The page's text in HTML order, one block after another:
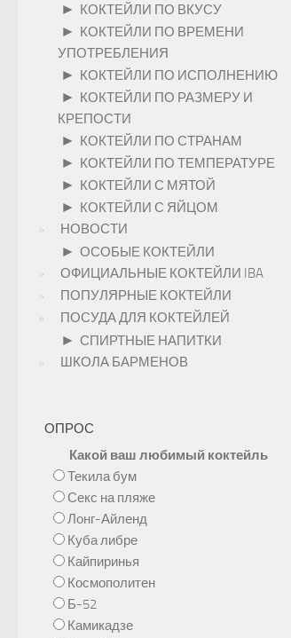
► КОКТЕЙЛИ ПО ВКУСУ
► КОКТЕЙЛИ ПО ВРЕМЕНИ
УПОТРЕБЛЕНИЯ
► КОКТЕЙЛИ ПО ИСПОЛНЕНИЮ
► КОКТЕЙЛИ ПО РАЗМЕРУ И
КРЕПОСТИ
► КОКТЕЙЛИ ПО СТРАНАМ
► КОКТЕЙЛИ ПО ТЕМПЕРАТУРЕ
► КОКТЕЙЛИ С МЯТОЙ
► КОКТЕЙЛИ С ЯЙЦОМ
НОВОСТИ
► ОСОБЫЕ КОКТЕЙЛИ
ОФИЦИАЛЬНЫЕ КОКТЕЙЛИ IBA
ПОПУЛЯРНЫЕ КОКТЕЙЛИ
ПОСУДА ДЛЯ КОКТЕЙЛЕЙ
► СПИРТНЫЕ НАПИТКИ
ШКОЛА БАРМЕНОВ
ОПРОС
Какой ваш любимый коктейль
Текила бум
Секс на пляже
Лонг-Айленд
Куба либре
Кайпиринья
Космополитен
Б-52
Камикадзе